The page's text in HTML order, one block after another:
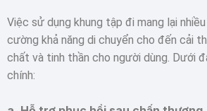
Việc sử dụng khung tập đi mang lại
cường khả năng di chuyển cho đến cải
chất và tinh thần cho người dùng. Dưới
chính: